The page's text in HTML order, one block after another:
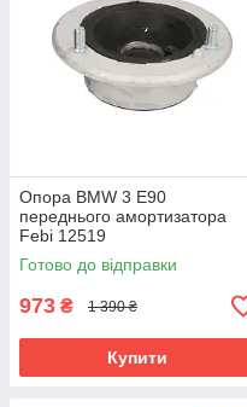
Опора BMW 3 E90
переднього амортизатора
Febi 12519
Готово до відправки
973 ₴ 1 390 ₴
Купити